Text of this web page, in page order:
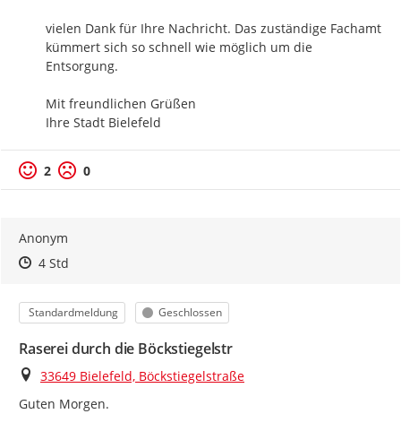
vielen Dank für Ihre Nachricht. Das zuständige Fachamt
kümmert sich so schnell wie möglich um die
Entsorgung.
Mit freundlichen Grüßen
Ihre Stadt Bielefeld
2 0
Anonym
Zeitpunkt des Erstellens
Zeitpunkt des Erstellens
4 StdZur Äußerung
Kategorie
Standardmeldung Status
Geschlossen
Raserei durch die Böckstiegelstr
Ort
33649 Bielefeld, Böckstiegelstraße
Guten Morgen.